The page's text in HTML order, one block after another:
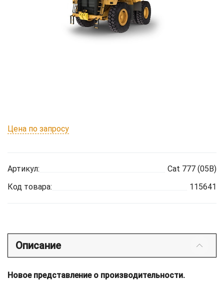
Цена по запросу
Артикул:
Cat 777 (05B)
Код товара:
115641
Описание
Новое представление о производительности.